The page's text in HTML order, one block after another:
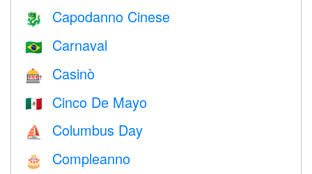
🐉 Capodanno Cinese
🇧🇷 Carnaval
🎰 Casinò
🇲🇽 Cinco De Mayo
⛵️ Columbus Day
🎂 Compleanno